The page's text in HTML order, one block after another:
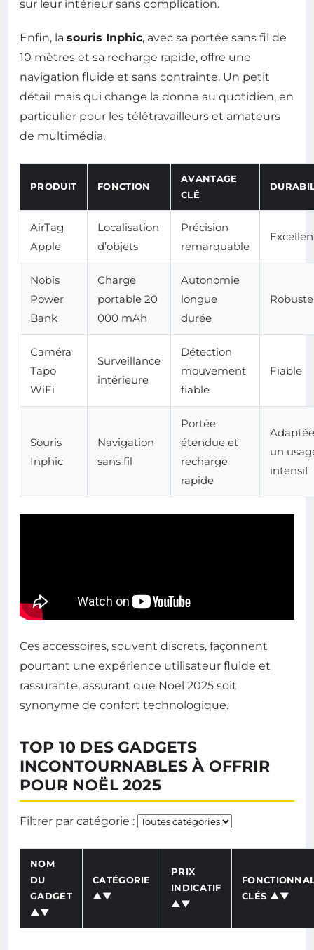
sur leur intérieur sans complication.
Enfin, la souris Inphic, avec sa portée sans fil de
10 mètres et sa recharge rapide, offre une
navigation fluide et sans contrainte. Un petit
détail mais qui change la donne au quotidien, en
particulier pour les télétravailleurs et amateurs
de multimédia.
PRODUIT FONCTION
AVANTAGE
CLÉ
AirTag
Apple
Localisation
d’objets
Précision
remarquable
Nobis
Power
Bank
Charge
portable 20
000 mAh
Autonomie
longue
durée
Robuste
Caméra
Tapo
WiFi
Surveillance
intérieure
Détection
mouvement
fiable
Fiable
Souris
Inphic
Navigation
sans fil
Portée
étendue et
recharge
rapide
un
intensif
Ces accessoires, souvent discrets, façonnent
pourtant une expérience utilisateur fluide et
rassurante, assurant que Noël 2025 soit
synonyme de confort technologique.
TOP 10 DES GADGETS
INCONTOURNABLES À OFFRIR
POUR NOËL 2025
Filtrer par catégorie :
NOM
DU
GADGET
▲▼
CATÉGORIE
▲▼
PRIX
INDICATIF
▲▼
CLÉS ▲▼